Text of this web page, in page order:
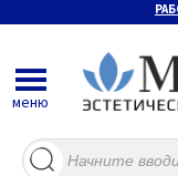
Поиск
товаров
меню